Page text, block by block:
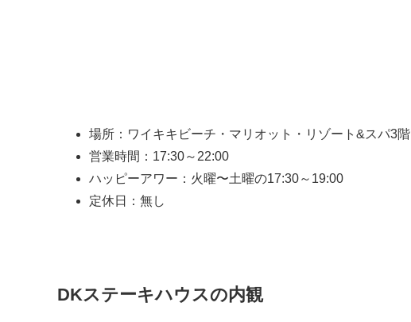
場所：ワイキキビーチ・マリオット・リゾート&スパ3階
営業時間：17:30～22:00
ハッピーアワー：火曜〜土曜の17:30～19:00
定休日：無し
DKステーキハウスの内観